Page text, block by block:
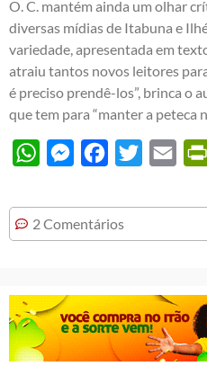
O. C. mantém ainda um olhar
diversas mídias de Itabuna e
variedade, apresentada em
atraiu tantos novos leitores
é preciso prendê-los”, brinca o
que tem para “manter a peteca
WhatsAppMessengerFacebook
Twitter Email
2 Comentários